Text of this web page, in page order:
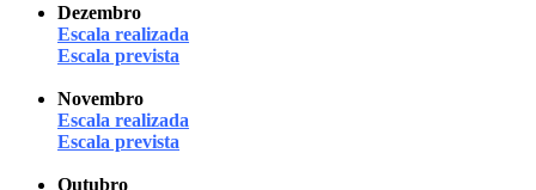
Dezembro
Escala realizada
Escala prevista
Novembro
Escala realizada
Escala prevista
Outubro